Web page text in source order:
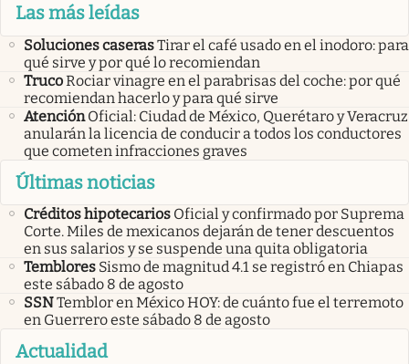
Las más leídas
Soluciones caserasTirar el café usado en el inodoro: para
qué sirve y por qué lo recomiendan
TrucoRociar vinagre en el parabrisas del coche: por qué
recomiendan hacerlo y para qué sirve
Atención Oficial: Ciudad de México, Querétaro y Veracruz
anularán la licencia de conducir a todos los conductores
que cometen infracciones graves
Últimas noticias
Créditos hipotecarios Oficial y confirmado por Suprema
Corte. Miles de mexicanos dejarán de tener descuentos
en sus salarios y se suspende una quita obligatoria
Temblores Sismo de magnitud 4.1 se registró en Chiapas
este sábado 8 de agosto
SSNTemblor en México HOY: de cuánto fue el terremoto
en Guerrero este sábado 8 de agosto
Actualidad